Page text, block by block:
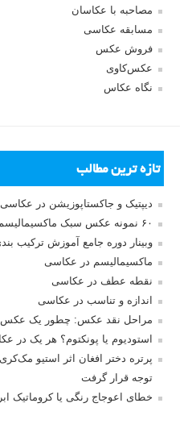
جستجو یرای:
بخش های تازه لنزک
پروژه های عکاسی
مصاحبه با عکاسان
مسابقه عکاسی
فروش عکس
عکس‌کاوی
نگاه عکاس